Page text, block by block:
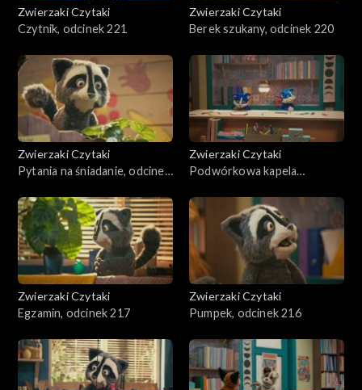
Zwierzaki Czytaki
Czytnik, odcinek 221
Zwierzaki Czytaki
Berek szukany, odcinek 220
Zwierzaki Czytaki
Pytania na śniadanie, odcinek
Zwierzaki Czytaki
Podwórkowa kapela
Zwierzaki Czytaki
Egzamin, odcinek 217
Zwierzaki Czytaki
Pumpek, odcinek 216